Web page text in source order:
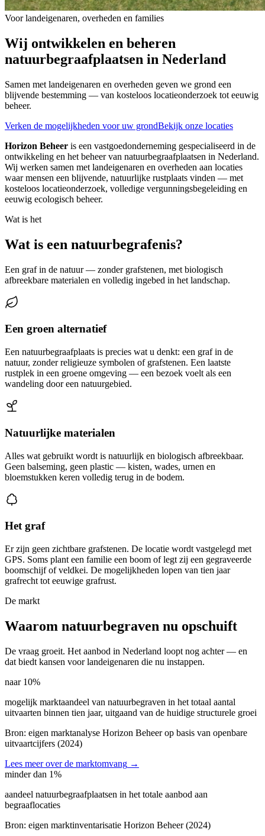
Voor landeigenaren, overheden en families
Wij ontwikkelen en beheren
natuurbegraafplaatsen in Nederland
Samen met landeigenaren en overheden geven we grond een
blijvende bestemming — van kosteloos locatieonderzoek tot eeuwig
beheer.
Verken de mogelijkheden voor uw grondBekijk onze locaties
Horizon Beheer is een vastgoedonderneming gespecialiseerd in de
ontwikkeling en het beheer van natuurbegraafplaatsen in Nederland.
Wij werken samen met landeigenaren en overheden aan locaties
waar mensen een blijvende, natuurlijke rustplaats vinden — met
kosteloos locatieonderzoek, volledige vergunningsbegeleiding en
eeuwig ecologisch beheer.
Wat is het
Wat is een natuurbegrafenis?
Een graf in de natuur — zonder grafstenen, met biologisch
afbreekbare materialen en volledig ingebed in het landschap.
Een groen alternatief
Een natuurbegraafplaats is precies wat u denkt: een graf in de
natuur, zonder religieuze symbolen of grafstenen. Een laatste
rustplek in een groene omgeving — een bezoek voelt als een
wandeling door een natuurgebied.
Natuurlijke materialen
Alles wat gebruikt wordt is natuurlijk en biologisch afbreekbaar.
Geen balseming, geen plastic — kisten, wades, urnen en
bloemstukken keren volledig terug in de bodem.
Het graf
Er zijn geen zichtbare grafstenen. De locatie wordt vastgelegd met
GPS. Soms plant een familie een boom of legt zij een gegraveerde
boomschijf of veldkei. De mogelijkheden lopen van tien jaar
grafrecht tot eeuwige grafrust.
De markt
Waarom natuurbegraven nu opschuift
De vraag groeit. Het aanbod in Nederland loopt nog achter — en
dat biedt kansen voor landeigenaren die nu instappen.
naar 10%
mogelijk marktaandeel van natuurbegraven in het totaal aantal
uitvaarten binnen tien jaar, uitgaand van de huidige structurele groei
Bron: eigen marktanalyse Horizon Beheer op basis van openbare
uitvaartcijfers (2024)
Lees meer over de marktomvang →
minder dan 1%
aandeel natuurbegraafplaatsen in het totale aanbod aan
begraaflocaties
Bron: eigen marktinventarisatie Horizon Beheer(2024)